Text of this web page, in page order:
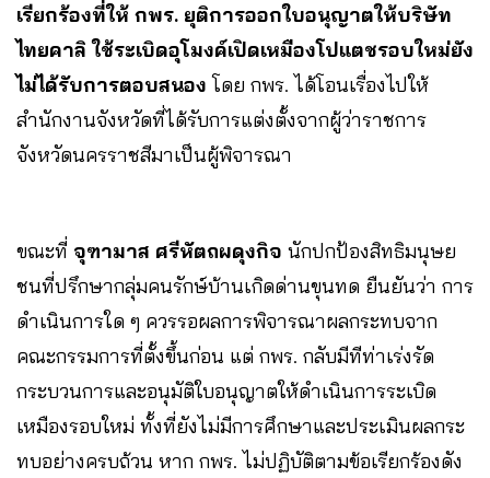
เรียกร้องที่ให้ กพร. ยุติการออกใบอนุญาตให้บริษัท
ไทยคาลิ ใช้ระเบิดอุโมงค์เปิดเหมืองโปแตชรอบใหม่ยัง
ไม่ได้รับการตอบสนอง โดย กพร. ได้โอนเรื่องไปให้
สำนักงานจังหวัดที่ได้รับการแต่งตั้งจากผู้ว่าราชการ
จังหวัดนครราชสีมาเป็นผู้พิจารณา
ขณะที่ จุฑามาส ศรีหัตถผดุงกิจ นักปกป้องสิทธิมนุษย
ชนที่ปรึกษากลุ่มคนรักษ์บ้านเกิดด่านขุนทด ยืนยันว่า การ
ดำเนินการใด ๆ ควรรอผลการพิจารณาผลกระทบจาก
คณะกรรมการที่ตั้งขึ้นก่อน แต่ กพร. กลับมีทีท่าเร่งรัด
กระบวนการและอนุมัติใบอนุญาตให้ดำเนินการระเบิด
เหมืองรอบใหม่ ทั้งที่ยังไม่มีการศึกษาและประเมินผลกระ
ทบอย่างครบถ้วน หาก กพร. ไม่ปฏิบัติตามข้อเรียกร้องดัง